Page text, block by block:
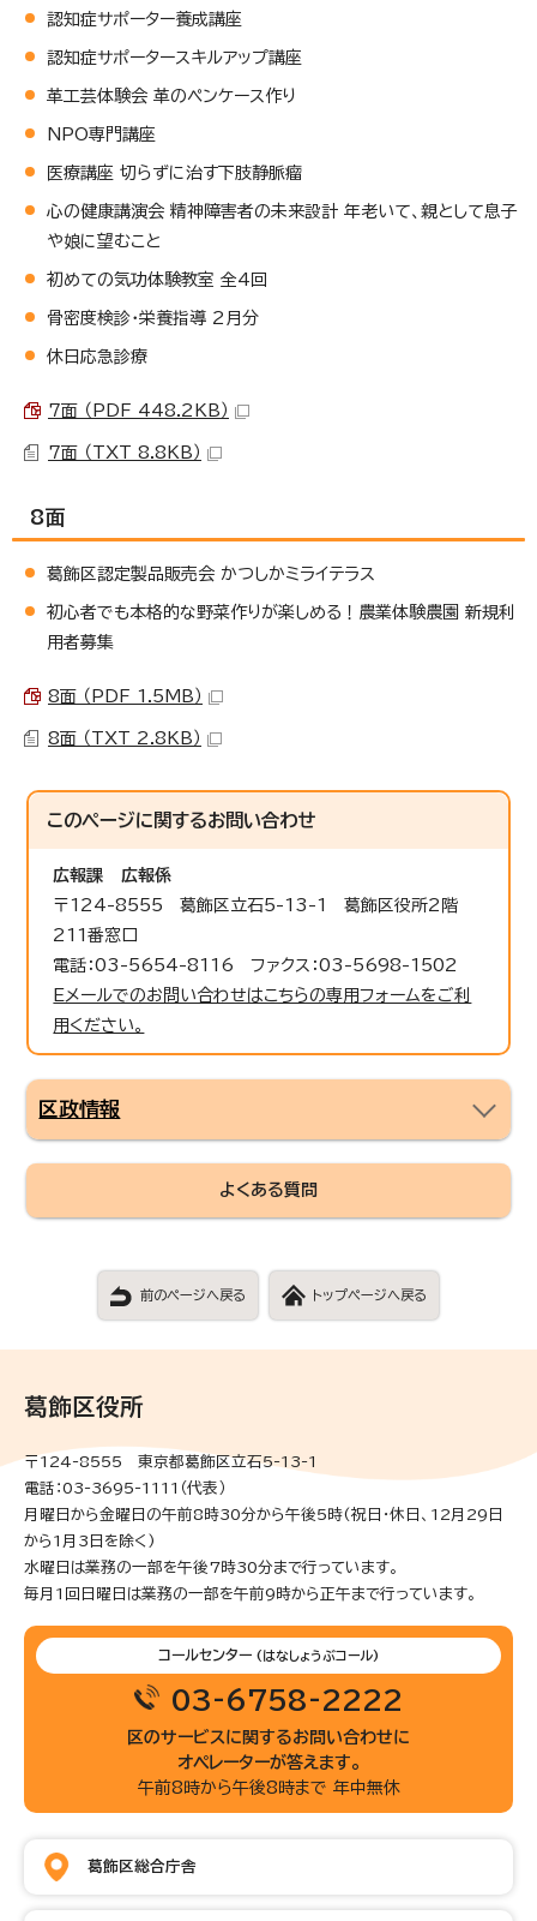
認知症サポーター養成講座
認知症サポータースキルアップ講座
革工芸体験会 革のペンケース作り
NPO専門講座
医療講座 切らずに治す下肢静脈瘤
心の健康講演会 精神障害者の未来設計 年老いて、親として息子
や娘に望むこと
初めての気功体験教室 全4回
骨密度検診・栄養指導 2月分
休日応急診療
7面 （PDF 448.2KB）
7面 （TXT 8.8KB）
8面
葛飾区認定製品販売会 かつしかミライテラス
初心者でも本格的な野菜作りが楽しめる！農業体験農園 新規利
用者募集
8面 （PDF 1.5MB）
8面 （TXT 2.8KB）
このページに関するお問い合わせ
広報課
広報係
〒124-8555 葛飾区立石5-13-1 葛飾区役所2階
211番窓口
電話：03-5654-8116 ファクス：03-5698-1502
Eメールでのお問い合わせはこちらの専用フォームをご利
用ください。
区政情報
よくある質問
前のページへ戻る トップページへ戻る
葛飾区役所
〒124-8555 東京都葛飾区立石5-13-1
電話：03-3695-1111（代表）
月曜日から金曜日の午前8時30分から午後5時(祝日・休日、12月29日
から1月3日を除く)
水曜日は業務の一部を午後7時30分まで行っています。
毎月1回日曜日は業務の一部を午前9時から正午まで行っています。
コールセンター (はなしょうぶコール)
03-6758-2222
区のサービスに関するお問い合わせに
オペレーターが答えます。
午前8時から午後8時まで 年中無休
葛飾区総合庁舎